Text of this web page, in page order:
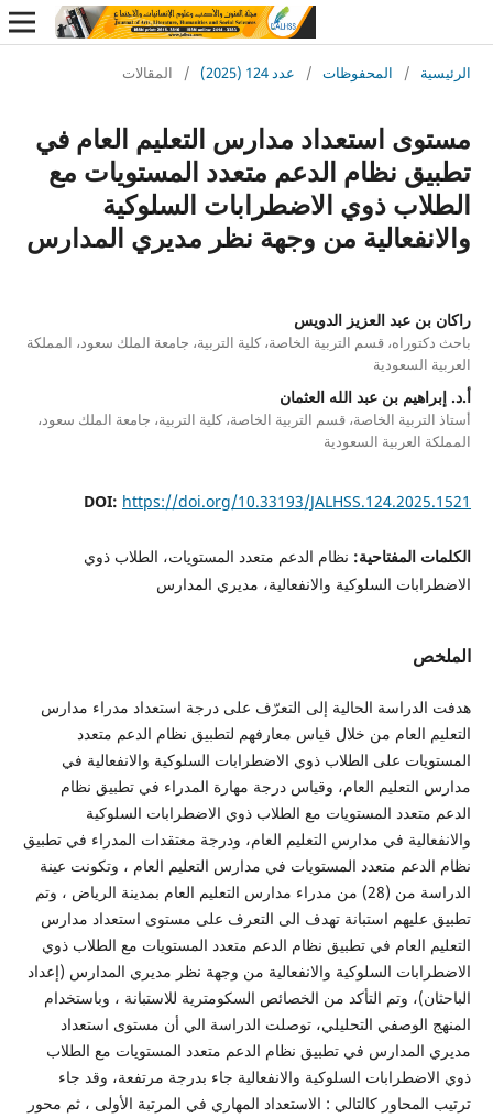
/ المحفوظات / عدد 124 (2025) / المقالات
استعداد مدارس التعليم العام في
نظام الدعم متعدد المستويات مع
ذوي الاضطرابات السلوكية
من وجهة نظر مديري المدارس
عبد العزيز الدويس
قسم التربية الخاصة، كلية التربية، جامعة الملك سعود، المملكة
بن عبد الله العثمان
الخاصة، قسم التربية الخاصة، كلية التربية، جامعة الملك سعود،
السعودية
DOI:https://doi.org/10.33193/
المفتاحية:نظام الدعم متعدد المستويات، الطلاب ذوي
السلوكية والانفعالية، مديري المدارس
الحالية إلى التعرّف على درجة استعداد مدراء مدارس
العام من خلال قياس معارفهم لتطبيق نظام الدعم متعدد
على الطلاب ذوي الاضطرابات السلوكية والانفعالية في
العام، وقياس درجة مهارة المدراء في تطبيق نظام
المستويات مع الطلاب ذوي الاضطرابات السلوكية
في مدارس التعليم العام، ودرجة معتقدات المدراء في تطبيق
متعدد المستويات في مدارس التعليم العام ، وتكونت عينة
الدراسة من (28) من مدراء مدارس التعليم العام بمدينة الرياض ، وتم
استبانة تهدف الى التعرف على مستوى استعداد مدارس
العام في تطبيق نظام الدعم متعدد المستويات مع الطلاب ذوي
السلوكية والانفعالية من وجهة نظر مديري المدارس (إعداد
وتم التأكد من الخصائص السكومترية للاستبانة ، وباستخدام
الوصفي التحليلي، توصلت الدراسة الي أن مستوى استعداد
في تطبيق نظام الدعم متعدد المستويات مع الطلاب
السلوكية والانفعالية جاء بدرجة مرتفعة، وقد جاء
كالتالي : الاستعداد المهاري في المرتبة الأولى ، ثم محور